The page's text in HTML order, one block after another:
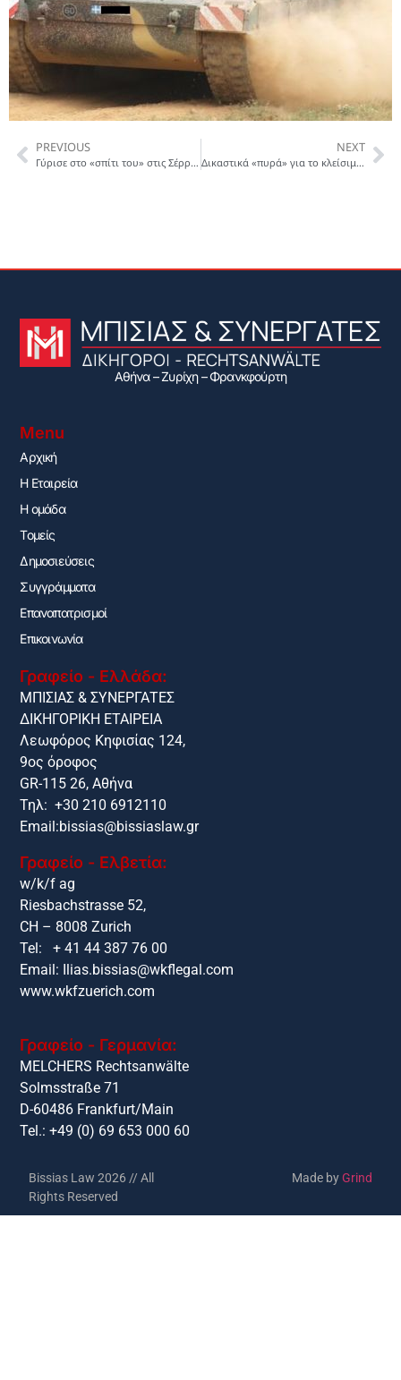
PREVIOUS
Γύρισε στο «σπίτι του» στις Σέρρες μοναδικό αρχαίο νόμισμα (5ος αι. π.Χ.)
NEXT
Δικαστικά «πυρά» για το κλείσιμο εκκλησιών και τον αριθμό πιστών
Αθήνα – Ζυρίχη – Φρανκφούρτη
Menu
Αρχική
H Εταιρεία
Η ομάδα
Τομείς
Δημοσιεύσεις
Συγγράμματα
Επαναπατρισμοί
Επικοινωνία
Γραφείο - Ελλάδα:
ΜΠΙΣΙΑΣ & ΣΥΝΕΡΓΑΤΕΣ
ΔΙΚΗΓΟΡΙΚΗ ΕΤΑΙΡΕΙΑ
Λεωφόρος Κηφισίας 124,
9ος όροφος
GR-115 26, Αθήνα
Τηλ: +30 210 6912110
Email:bissias@bissiaslaw.gr
Γραφείο - Ελβετία:
w/k/f ag
Riesbachstrasse 52,
CH – 8008 Zurich
Tel: + 41 44 387 76 00
Email: Ilias.bissias@wkflegal.com
www.wkfzuerich.com
Γραφείο - Γερμανία:
MELCHERS Rechtsanwälte
Solmsstraße 71
D-60486 Frankfurt/Main
Tel.: +49 (0) 69 653 000 60
Bissias Law 2026 // All
Rights Reserved
Made byGrind